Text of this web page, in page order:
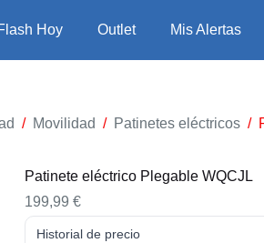
Hoy Outlet Mis Alertas
/ Movilidad / Patinetes eléctricos /
Patinete eléctrico Plegable WQCJL
199,99€
Historial de precio